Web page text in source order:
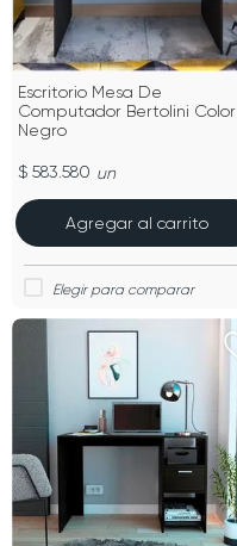
Escritorio Mesa De
Computador Bertolini Color
Negro
$ 583.580 un
Agregar al carrito